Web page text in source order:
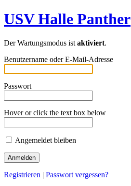
USV Halle Panther
Der Wartungsmodus ist aktiviert.
Benutzername oder E-Mail-Adresse
Passwort
Hover or click the text box below
Angemeldet bleiben
Registrieren | Passwort vergessen?